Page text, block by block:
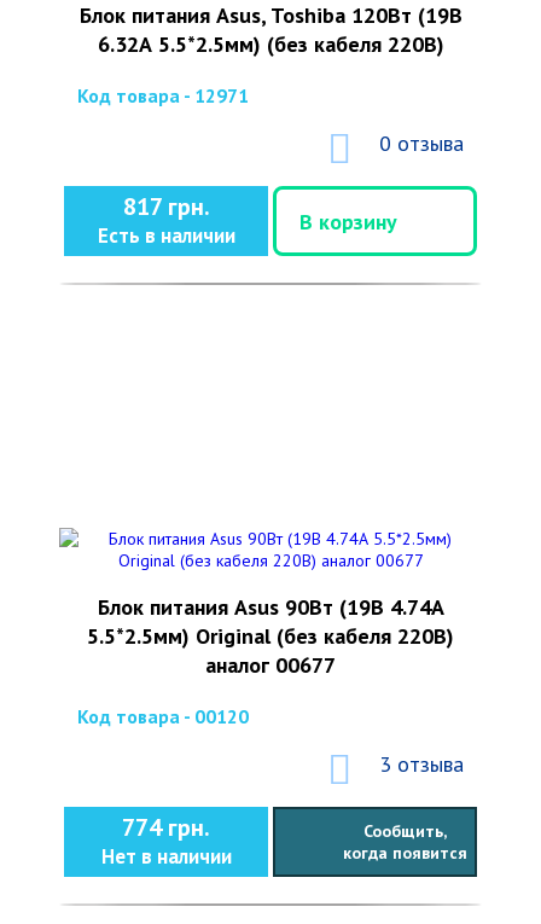
Блок питания Asus, Toshiba 120Вт (19В
6.32А 5.5*2.5мм) (без кабеля 220В)
Код товара - 12971
0 отзыва
817 грн.
Есть в наличии
В корзину
Блок питания Asus 90Вт (19В 4.74А
5.5*2.5мм) Original (без кабеля 220В)
аналог 00677
Код товара - 00120
3 отзыва
774 грн.
Нет в наличии
Сообщить,
когда появится